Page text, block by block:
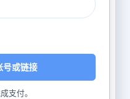
号或链接
支付。